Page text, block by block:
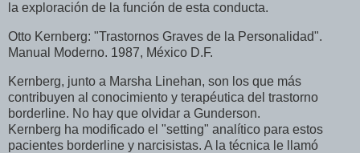
la exploración de la función de esta conducta.
Otto Kernberg: "Trastornos Graves de la Personalidad".
Manual Moderno. 1987, México D.F.
Kernberg, junto a Marsha Linehan, son los que más
contribuyen al conocimiento y terapéutica del trastorno
borderline. No hay que olvidar a Gunderson.
Kernberg ha modificado el "setting" analítico para estos
pacientes borderline y narcisistas. A la técnica le llamó